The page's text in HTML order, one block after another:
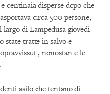
centinaia disperse dopo che
circa 500 persone,
largo di Lampedusa giovedì
state tratte in salvo e
nonostante le
asilo che tentano di